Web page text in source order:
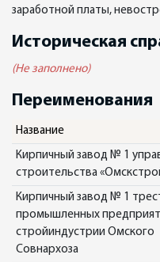
заработной платы,
Историческая
(Не заполнено)
Переименования
Название
Кирпичный завод № 1
строительства
Кирпичный завод № 1
промышленных
стройиндустрии Омского
Совнархоза